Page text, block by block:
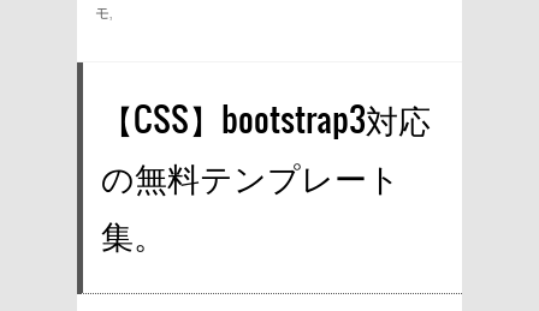
モ,
【CSS】bootstrap3対応
の無料テンプレート
集。